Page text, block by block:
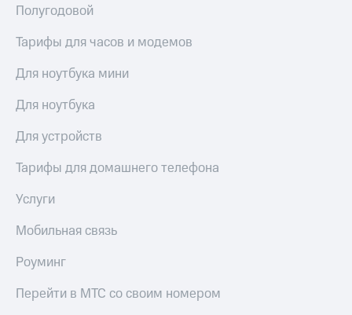
Полугодовой
Тарифы для часов и модемов
Для ноутбука мини
Для ноутбука
Для устройств
Тарифы для домашнего телефона
Услуги
Мобильная связь
Роуминг
Перейти в МТС со своим номером